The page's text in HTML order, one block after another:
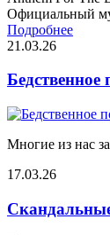
Официальный
Подробнее
21.03.26
Многие из нас
17.03.26